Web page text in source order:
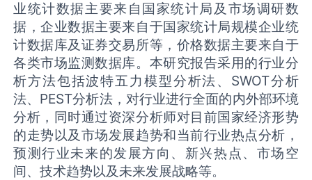
业统计数据主要来自国家统计局及市场调研数
据，企业数据主要来自于国家统计局规模企业统
计数据库及证券交易所等，价格数据主要来自于
各类市场监测数据库。本研究报告采用的行业分
析方法包括波特五力模型分析法、 SWOT分析
法、 PEST分析法，对行业进行全面的内外部环境
分析，同时通过资深分析师对目前国家经济形势
的走势以及市场发展趋势和当前行业热点分析，
预测行业未来的发展方向、新兴热点、市场空
间、技术趋势以及未来发展战略等。